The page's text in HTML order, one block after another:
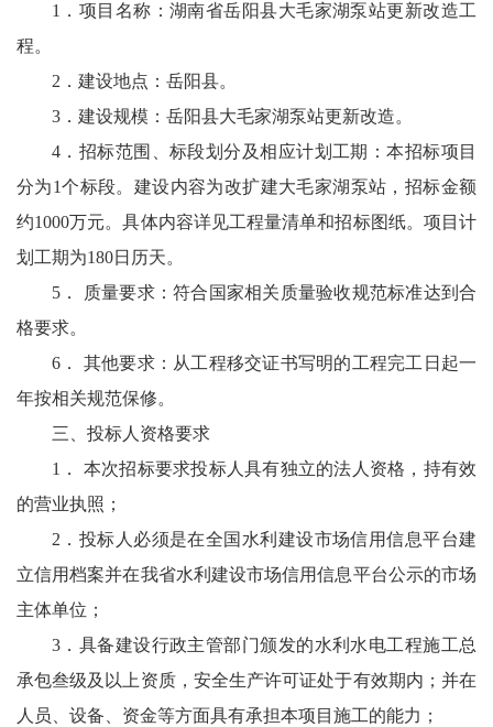
1．项目名称：湖南省岳阳县大毛家湖泵站更新改造工
程。
2．建设地点：岳阳县。
3．建设规模：岳阳县大毛家湖泵站更新改造。
4．招标范围、标段划分及相应计划工期：本招标项目
分为1个标段。建设内容为改扩建大毛家湖泵站，招标金额
约1000万元。具体内容详见工程量清单和招标图纸。项目计
划工期为180日历天。
5． 质量要求：符合国家相关质量验收规范标准达到合
格要求。
6． 其他要求：从工程移交证书写明的工程完工日起一
年按相关规范保修。
三、投标人资格要求
1． 本次招标要求投标人具有独立的法人资格，持有效
的营业执照；
2．投标人必须是在全国水利建设市场信用信息平台建
立信用档案并在我省水利建设市场信用信息平台公示的市场
主体单位；
3．具备建设行政主管部门颁发的水利水电工程施工总
承包叁级及以上资质，安全生产许可证处于有效期内；并在
人员、设备、资金等方面具有承担本项目施工的能力；